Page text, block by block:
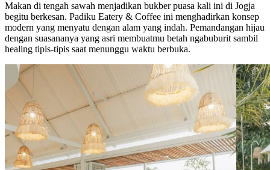
Makan di tengah sawah menjadikan bukber puasa kali ini di Jogja
begitu berkesan. Padiku Eatery & Coffee ini menghadirkan konsep
modern yang menyatu dengan alam yang indah. Pemandangan hijau
dengan suasananya yang asri membuatmu betah ngabuburit sambil
healing tipis-tipis saat menunggu waktu berbuka.